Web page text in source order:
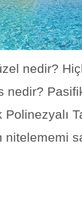
nedir?
nedir?
Polinezyalı